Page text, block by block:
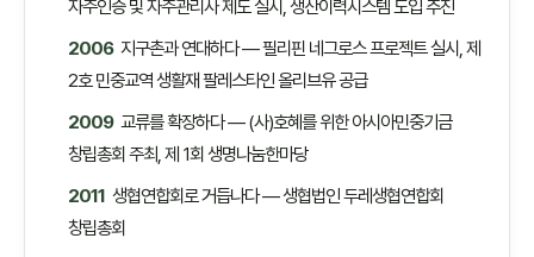
자주인증 및 자주관리사 제도 실시, 생산이력시스템 도입 추진
2006 지구촌과 연대하다 — 필리핀 네그로스 프로젝트 실시, 제
2호 민중교역 생활재 팔레스타인 올리브유 공급
2009 교류를 확장하다 — (사)호혜를 위한 아시아민중기금
창립총회 주최, 제 1회 생명나눔한마당
2011 생협연합회로 거듭나다 — 생협법인 두레생협연합회
창립총회